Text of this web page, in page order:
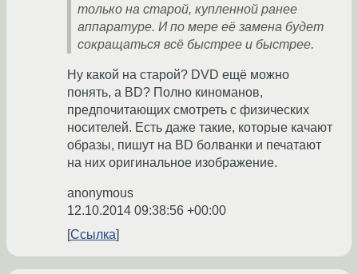
только на старой, купленной ранее
аппаратуре. И по мере её замена будет
сокращаться всё быстрее и быстрее.
Ну какой на старой? DVD ещё можно
понять, а BD? Полно киноманов,
предпочитающих смотреть с физических
носителей. Есть даже такие, которые качают
образы, пишут на BD болванки и печатают
на них оригинальное изображение.
anonymous
12.10.2014 09:38:56 +00:00
Ссылка